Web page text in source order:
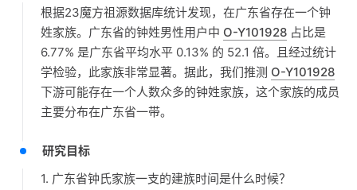
根据23魔方祖源数据库统计发现，在广东省存在一个钟
姓家族。广东省的钟姓男性用户中 O-Y101928 占比是
6.77% 是广东省平均水平 0.13% 的 52.1 倍。且经过统计
学检验，此家族非常显著。据此，我们推测 O-Y101928
下游可能存在一个人数众多的钟姓家族，这个家族的成员
主要分布在广东省一带。
研究目标
1. 广东省钟氏家族一支的建族时间是什么时候？